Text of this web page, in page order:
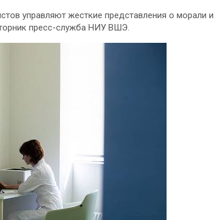
управляют жесткие представления о морали и
пресс-служба НИУ ВШЭ.